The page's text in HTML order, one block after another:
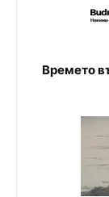
Времето